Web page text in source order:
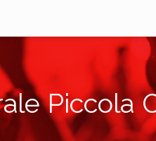
Piccola